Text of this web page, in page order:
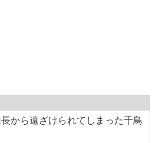
から遠ざけられてしまった千鳥